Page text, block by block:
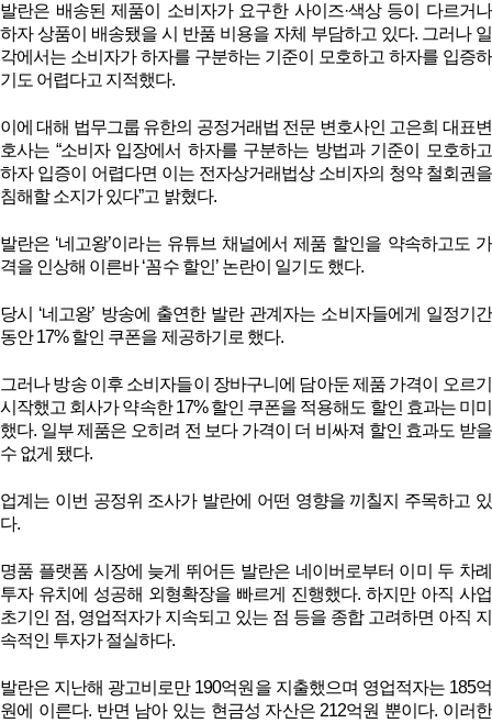
발란은 배송된 제품이 소비자가 요구한 사이즈·색상 등이 다르거나
하자 상품이 배송됐을 시 반품 비용을 자체 부담하고 있다. 그러나 일
각에서는 소비자가 하자를 구분하는 기준이 모호하고 하자를 입증하
기도 어렵다고 지적했다.
이에 대해 법무그룹 유한의 공정거래법 전문 변호사인 고은희 대표변
호사는 “소비자 입장에서 하자를 구분하는 방법과 기준이 모호하고
하자 입증이 어렵다면 이는 전자상거래법상 소비자의 청약 철회권을
침해할 소지가 있다”고 밝혔다.
발란은 ‘네고왕’이라는 유튜브 채널에서 제품 할인을 약속하고도 가
격을 인상해 이른바 ‘꼼수 할인’ 논란이 일기도 했다.
당시 ‘네고왕’ 방송에 출연한 발란 관계자는 소비자들에게 일정기간
동안 17% 할인 쿠폰을 제공하기로 했다.
그러나 방송 이후 소비자들이 장바구니에 담아둔 제품 가격이 오르기
시작했고 회사가 약속한 17% 할인 쿠폰을 적용해도 할인 효과는 미미
했다. 일부 제품은 오히려 전 보다 가격이 더 비싸져 할인 효과도 받을
수 없게 됐다.
업계는 이번 공정위 조사가 발란에 어떤 영향을 끼칠지 주목하고 있
다.
명품 플랫폼 시장에 늦게 뛰어든 발란은 네이버로부터 이미 두 차례
투자 유치에 성공해 외형확장을 빠르게 진행했다. 하지만 아직 사업
초기인 점, 영업적자가 지속되고 있는 점 등을 종합 고려하면 아직 지
속적인 투자가 절실하다.
발란은 지난해 광고비로만 190억원을 지출했으며 영업적자는 185억
원에 이른다. 반면 남아 있는 현금성 자산은 212억원 뿐이다. 이러한